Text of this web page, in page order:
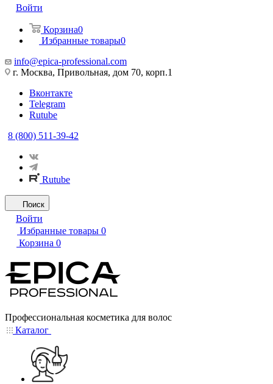
Войти
Корзина0
Избранные товары0
info@epica-professional.com
г. Москва, Привольная, дом 70, корп.1
Вконтакте
Telegram
Rutube
8 (800) 511-39-42
Rutube
Поиск
Войти
Избранные товары 0
Корзина 0
Профессиональная косметика для волос
Каталог